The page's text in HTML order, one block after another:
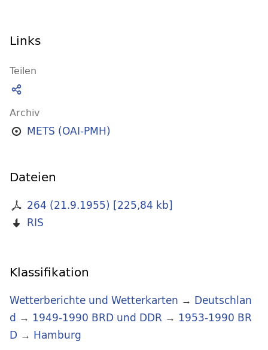
Links
Teilen
Archiv
METS (OAI-PMH)
Dateien
264 (21.9.1955) [225,84 kb]
RIS
Klassifikation
Wetterberichte und Wetterkarten → Deutschlan
d → 1949-1990 BRD und DDR → 1953-1990 BR
D → Hamburg